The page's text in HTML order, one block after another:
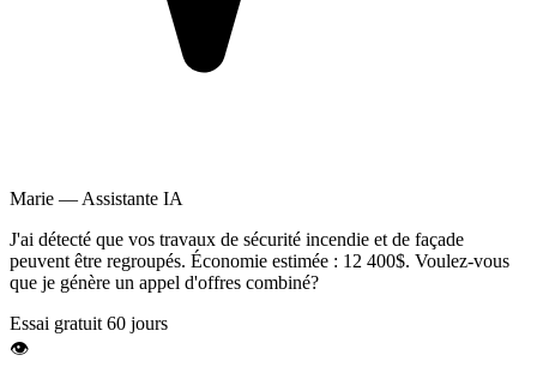
Marie — Assistante IA
J'ai détecté que vos travaux de sécurité incendie et de façade
peuvent être regroupés. Économie estimée : 12 400$. Voulez-vous
que je génère un appel d'offres combiné?
Essai gratuit 60 jours
👁️